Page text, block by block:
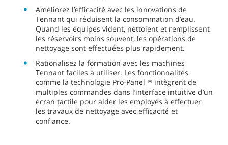
Améliorez l’efficacité avec les innovations de
Tennant qui réduisent la consommation d’eau.
Quand les équipes vident, nettoient et remplissent
les réservoirs moins souvent, les opérations de
nettoyage sont effectuées plus rapidement.
Rationalisez la formation avec les machines
Tennant faciles à utiliser. Les fonctionnalités
comme la technologie Pro-Panel™ intègrent de
multiples commandes dans l’interface intuitive d’un
écran tactile pour aider les employés à effectuer
les travaux de nettoyage avec efficacité et
confiance.